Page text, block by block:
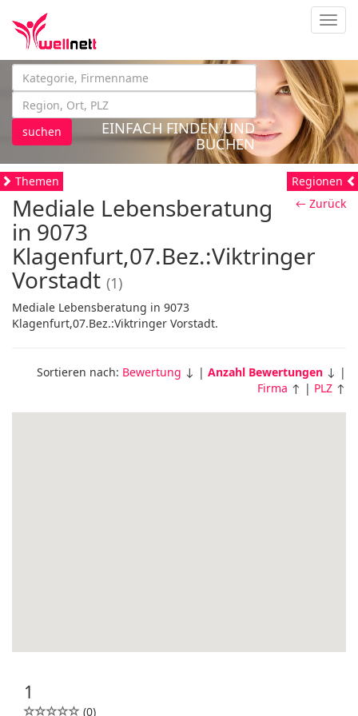
suchen
EINFACH FINDEN UND
BUCHEN
Themen
← Zurück
Mediale Lebensberatung
in 9073
Klagenfurt,07.Bez.:Viktringer
Vorstadt (1)
Mediale Lebensberatung in 9073
Klagenfurt,07.Bez.:Viktringer Vorstadt.
Sortieren nach: Bewertung ↓ | Anzahl Bewertungen ↓ |
Firma ↑ | PLZ ↑
1
(0)
Regionen